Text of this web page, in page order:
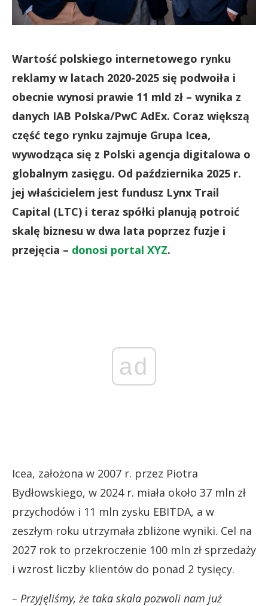
Wartość polskiego internetowego rynku
reklamy w latach 2020-2025 się podwoiła i
obecnie wynosi prawie 11 mld zł – wynika z
danych IAB Polska/PwC AdEx. Coraz większą
część tego rynku zajmuje Grupa Icea,
wywodząca się z Polski agencja digitalowa o
globalnym zasięgu. Od października 2025 r.
jej właścicielem jest fundusz Lynx Trail
Capital (LTC) i teraz spółki planują potroić
skalę biznesu w dwa lata poprzez fuzje i
przejęcia – donosi portal XYZ.
ad
Icea, założona w 2007 r. przez Piotra
Bydłowskiego, w 2024 r. miała około 37 mln zł
przychodów i 11 mln zysku EBITDA, a w
zeszłym roku utrzymała zbliżone wyniki. Cel na
2027 rok to przekroczenie 100 mln zł sprzedaży
i wzrost liczby klientów do ponad 2 tysięcy.
– Przyjęliśmy, że taka skala pozwoli nam już